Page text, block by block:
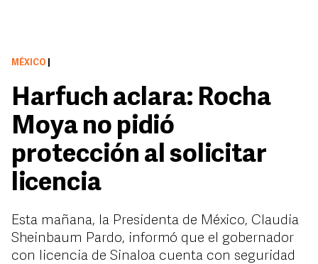
MÉXICO
Harfuch aclara: Rocha
Moya no pidió
protección al solicitar
licencia
Esta mañana, la Presidenta de México, Claudia
Sheinbaum Pardo, informó que el gobernador
con licencia de Sinaloa cuenta con seguridad